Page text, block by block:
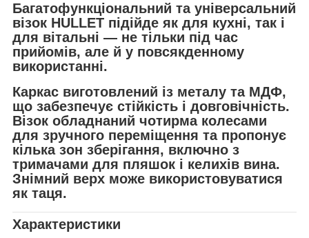
Багатофункціональний та універсальний
візок HULLET підійде як для кухні, так і
для вітальні — не тільки під час
прийомів, але й у повсякденному
використанні.
Каркас виготовлений із металу та МДФ,
що забезпечує стійкість і довговічність.
Візок обладнаний чотирма колесами
для зручного переміщення та пропонує
кілька зон зберігання, включно з
тримачами для пляшок і келихів вина.
Знімний верх може використовуватися
як таця.
Характеристики